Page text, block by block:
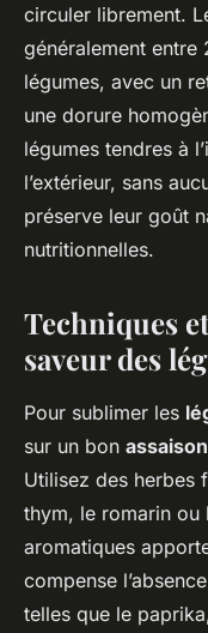
circuler librement.
généralement entre
légumes, avec un
une dorure
légumes tendres à
l’extérieur, sans
préserve leur goût
nutritionnelles.
Techniques
saveur des
Pour sublimer les
sur un bon
Utilisez des herbes
thym, le romarin ou
aromatiques
compense
telles que le